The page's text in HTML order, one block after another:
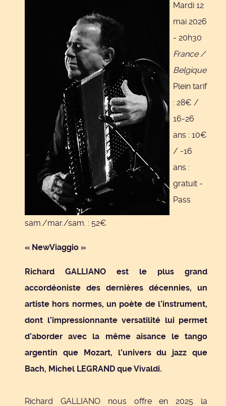
Mardi 12
mai 2026
- 20h30
France /
Belgique
Plein tarif
: 28€ /
16-26
ans : 10€
/ -16
ans :
gratuit -
Pass
sam./mar./sam. : 52€
« NewViaggio »
Richard GALLIANO est le plus grand
accordéoniste des dernières décennies, un
artiste hors normes, un poète de l’instrument,
dont l’impressionnante versatilité lui permet
d’aborder avec la même aisance le tango
argentin que Mozart, l’univers du jazz que
Bach, Michel LEGRAND que Vivaldi.
Richard GALLIANO nous offre en 2025 la